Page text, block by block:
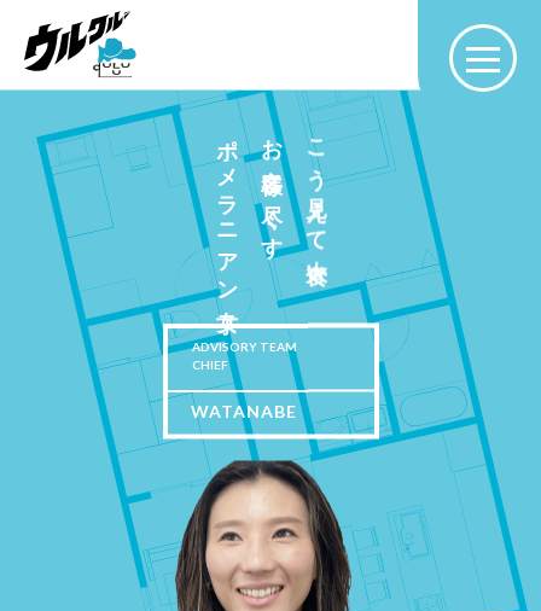
ポメラニアン女子お客様に尽くすこう見えて大食い
ADVISORY TEAM
CHIEF
WATANABE